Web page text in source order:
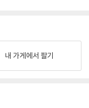
내 가게에서 팔기